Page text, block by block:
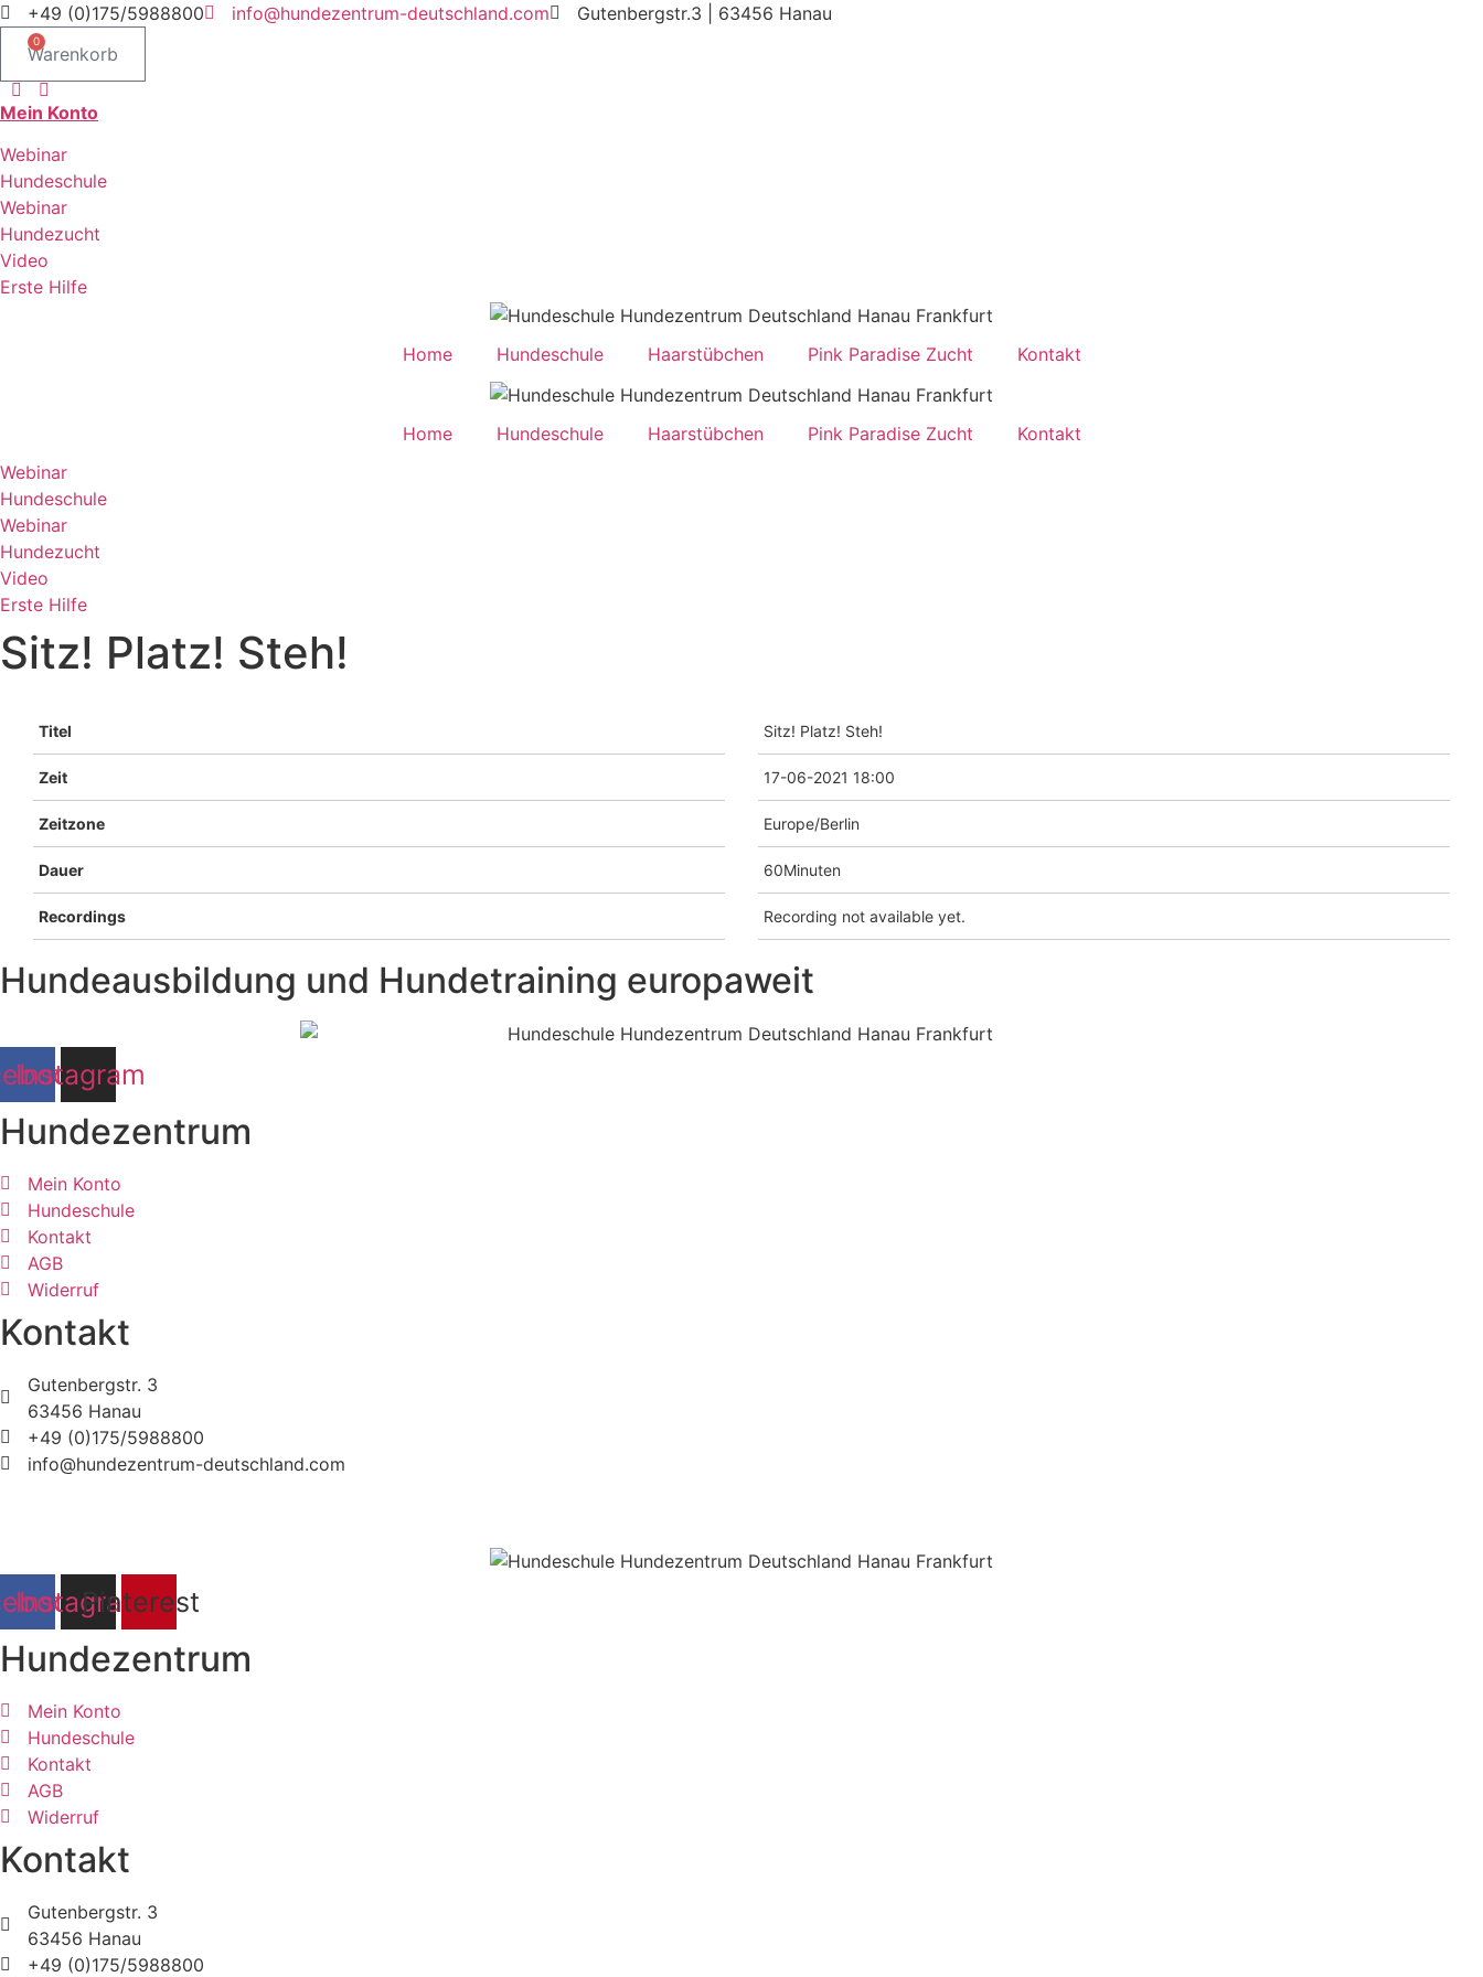
Zum
Inhalt
springen
+49 (0)175/5988800 info@hundezentrum-deutschland.com Gutenbergstr.3 | 63456 Hanau
0
Warenkorb
Mein Konto
Webinar
Hundeschule
Webinar
Hundezucht
Video
Erste Hilfe
Home Hundeschule Haarstübchen Pink Paradise Zucht Kontakt
Home Hundeschule Haarstübchen Pink Paradise Zucht
Kontakt
Webinar
Hundeschule
Webinar
Hundezucht
Video
Erste Hilfe
Sitz! Platz! Steh!
Titel Sitz! Platz! Steh!
Zeit 17-06-2021 18:00
Zeitzone Europe/Berlin
Dauer 60Minuten
Recordings Recording not available yet.
Hundeausbildung und Hundetraining europaweit
Instagram
Hundezentrum
Mein Konto
Hundeschule
Kontakt
AGB
Widerruf
Kontakt
Gutenbergstr. 3
63456 Hanau
+49 (0)175/5988800
info@hundezentrum-deutschland.com
Instagram
Pinterest
Hundezentrum
Mein Konto
Hundeschule
Kontakt
AGB
Widerruf
Kontakt
Gutenbergstr. 3
63456 Hanau
+49 (0)175/5988800